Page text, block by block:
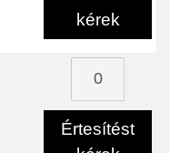
kérek
Értesítést